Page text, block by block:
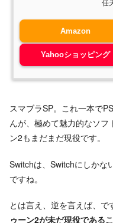
任
Amazon
Yahooショッピング
スマブラSP。これ一本で
んが、極めて魅力的なソ
ン2もまだまだ現役です。
Switchは、Switchにしかな
ですね。
とは言え、逆を言えば、で
ゥーン2が未だ現役である